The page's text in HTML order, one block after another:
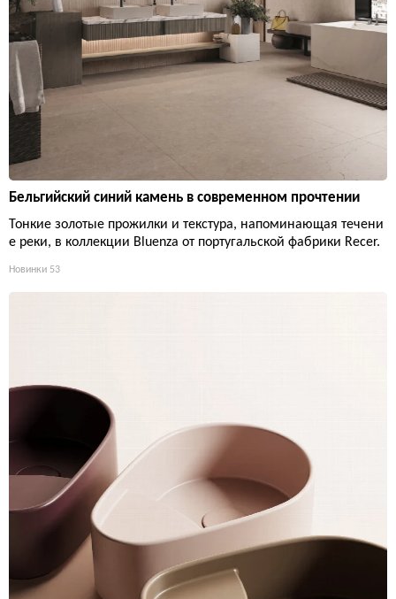
Бельгийский синий камень в современном прочтении
Тонкие золотые прожилки и текстура, напоминающая течени
е реки, в коллекции Bluenza от португальской фабрики Recer.
Новинки 53